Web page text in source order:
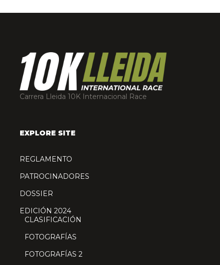
Carrera Lleida 10K Internacional Race
EXPLORE SITE
REGLAMENTO
PATROCINADORES
DOSSIER
EDICIÓN 2024
CLASIFICACIÓN
FOTOGRAFÍAS
FOTOGRAFÍAS 2